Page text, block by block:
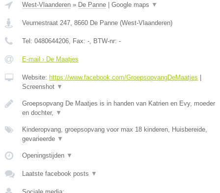
West-Vlaanderen » De Panne Google maps ▼
Veurnestraat 247 8660 De Panne (West-Vlaanderen)
Tel: 0480644206 , Fax: - , BTW-nr: -
E-mail › De Maatjes
Website: https://www.facebook.com/GroepsopvangDeMaatjes
Screenshot ▼
Groepsopvang De Maatjes is in handen van Katrien en Evy, moeder
en dochter,
▼
Kinderopvang, groepsopvang voor max 18 kinderen, Huisbereide,
gevarieerde ▼
Openingstijden ▼
Laatste facebook posts ▼